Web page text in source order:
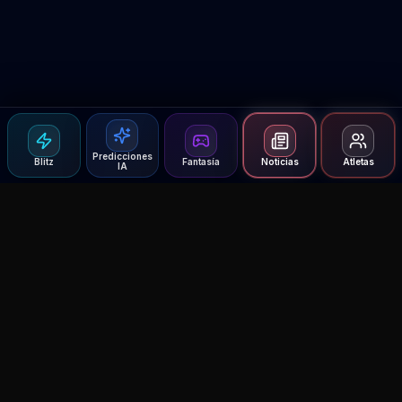
Blitz
Predicciones
IA
Fantasía Noticias Atletas